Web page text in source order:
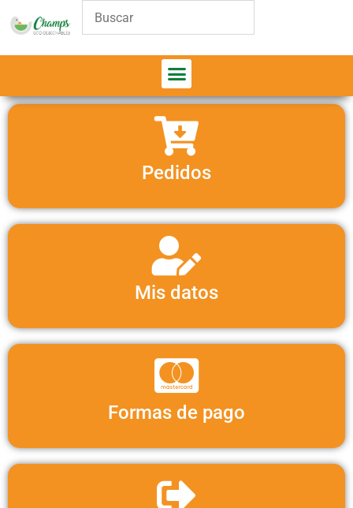
Pedidos
Mis datos
Formas de pago